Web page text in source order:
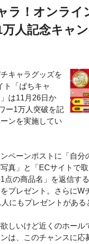
ラ！オンライ
人記念キャ
キャラグッズを
ト「ぱちキャ
は11月26日か
ー1万人突破を記
ンを実施してい
ペーンポストに「自分
真」と「ECサイトで
点の商品名」を返信す
プレゼント。さらにW
にもプレゼントがある
欲しいけど近くのホール
は、このチャンスに応